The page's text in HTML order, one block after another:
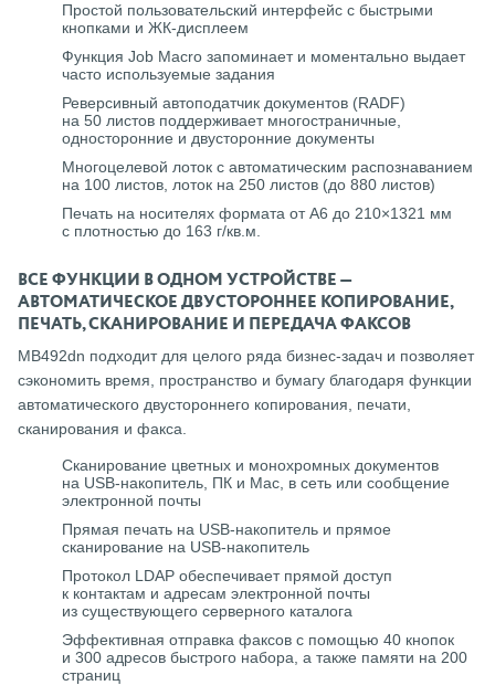
Простой пользовательский интерфейс с быстрыми
кнопками и ЖК-дисплеем
Функция Job Macro запоминает и моментально выдает
часто используемые задания
Реверсивный автоподатчик документов (RADF)
на 50 листов поддерживает многостраничные,
односторонние и двусторонние документы
Многоцелевой лоток с автоматическим распознаванием
на 100 листов, лоток на 250 листов (до 880 листов)
Печать на носителях формата от A6 до 210×1321 мм
с плотностью до 163 г/кв.м.
ВСЕ ФУНКЦИИ В ОДНОМ УСТРОЙСТВЕ —
АВТОМАТИЧЕСКОЕ ДВУСТОРОННЕЕ КОПИРОВАНИЕ,
ПЕЧАТЬ, СКАНИРОВАНИЕ И ПЕРЕДАЧА ФАКСОВ
MB492dn подходит для целого ряда бизнес-задач и позволяет
сэкономить время, пространство и бумагу благодаря функции
автоматического двустороннего копирования, печати,
сканирования и факса.
Сканирование цветных и монохромных документов
на USB-накопитель, ПК и Mac, в сеть или сообщение
электронной почты
Прямая печать на USB-накопитель и прямое
сканирование на USB-накопитель
Протокол LDAP обеспечивает прямой доступ
к контактам и адресам электронной почты
из существующего серверного каталога
Эффективная отправка факсов с помощью 40 кнопок
и 300 адресов быстрого набора, а также памяти на 200
страниц